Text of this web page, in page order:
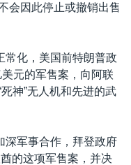
会因此停止或撤销出售
常化，美国前特朗普政
元的军售案，向阿联
神”无人机和先进的武
深军事合作，拜登政府
的这项军售案，并决